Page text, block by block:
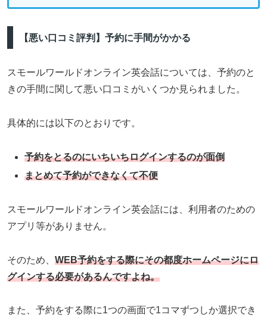
【悪い口コミ評判】予約に手間がかかる
スモールワールドオンライン英会話については、予約のと
きの手間に関して悪い口コミがいくつか見られました。
具体的には以下のとおりです。
予約をとるのにいちいちログインするのが面倒
まとめて予約ができなくて不便
スモールワールドオンライン英会話には、利用者のための
アプリ等がありません。
そのため、 WEB予約をする際にその都度ホームページにロ
グインする必要があるんですよね。
また、予約をする際に1つの画面で1コマずつしか選択でき